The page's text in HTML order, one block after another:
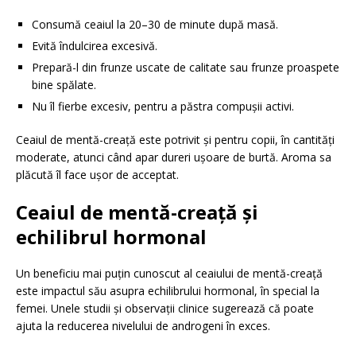
Consumă ceaiul la 20–30 de minute după masă.
Evită îndulcirea excesivă.
Prepară-l din frunze uscate de calitate sau frunze proaspete
bine spălate.
Nu îl fierbe excesiv, pentru a păstra compușii activi.
Ceaiul de mentă-creață este potrivit și pentru copii, în cantități
moderate, atunci când apar dureri ușoare de burtă. Aroma sa
plăcută îl face ușor de acceptat.
Ceaiul de mentă-creață și
echilibrul hormonal
Un beneficiu mai puțin cunoscut al ceaiului de mentă-creață
este impactul său asupra echilibrului hormonal, în special la
femei. Unele studii și observații clinice sugerează că poate
ajuta la reducerea nivelului de androgeni în exces.